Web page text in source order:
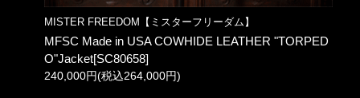
MISTER FREEDOM【ミスターフリーダム】
MFSC Made in USA COWHIDE LEATHER "TORPED
O"Jacket[SC80658]
240,000円(税込264,000円)